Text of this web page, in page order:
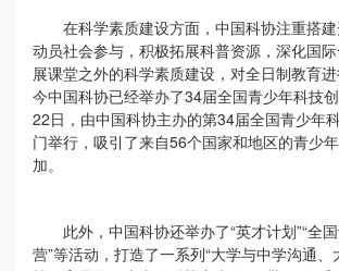
在科学素质建设方面，中国科协注重搭
动员社会参与，积极拓展科普资源，深化国
展课堂之外的科学素质建设，对全日制教育
今中国科协已经举办了34届全国青少年科技
22日，由中国科协主办的第34届全国青少年
门举行，吸引了来自56个国家和地区的青少
加。
此外，中国科协还举办了“英才计划”“全
营”等活动，打造了一系列“大学与中学沟通、